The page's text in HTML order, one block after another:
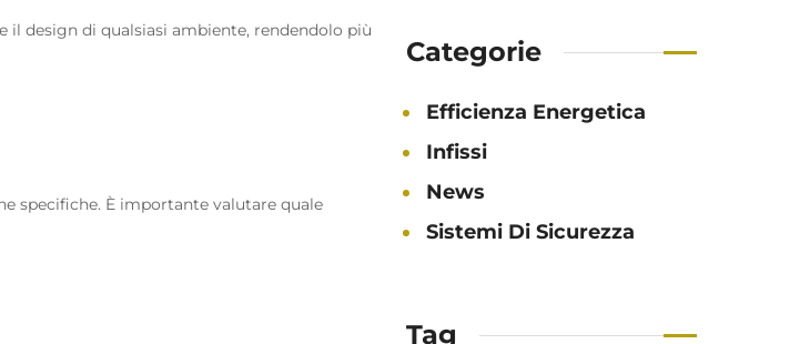
il design di qualsiasi ambiente, rendendolo più
specifiche. È importante valutare quale
Categorie
Efficienza Energetica
Infissi
News
Sistemi Di Sicurezza
Tag